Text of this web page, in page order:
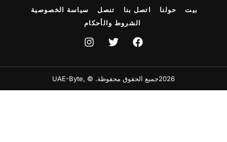
بيت حولنا اتصل بنا تنصل
سياسة الخصوصية
الشروط والأحكام
2026جميع الحقوق محفوظة. © ,UAE-Byte